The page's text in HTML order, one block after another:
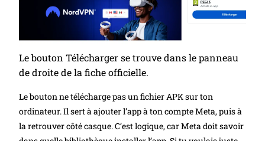
Le bouton Télécharger se trouve dans le panneau
de droite de la fiche officielle.
Le bouton ne télécharge pas un fichier APK sur ton
ordinateur. Il sert à ajouter l’app à ton compte Meta, puis à
la retrouver côté casque. C’est logique, car Meta doit savoir